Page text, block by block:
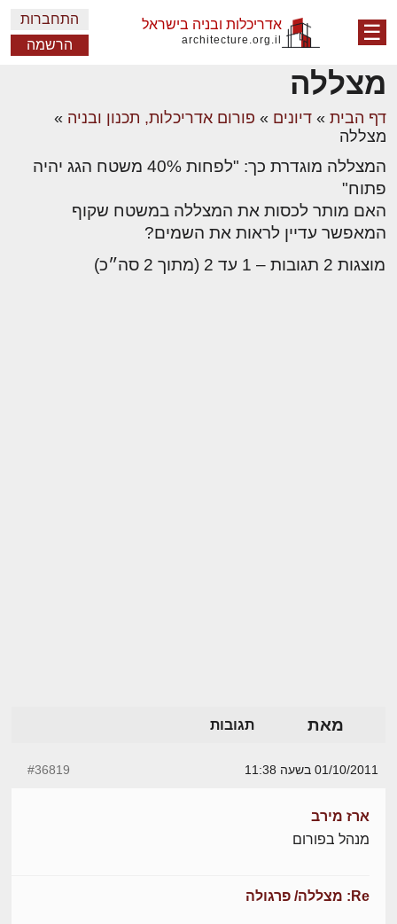
☰ אדריכלות ובניה בישראל
architecture.org.il
התחברות
הרשמה
מצללה
דף הבית » דיונים » פורום אדריכלות, תכנון ובניה »
מצללה
המצללה מוגדרת כך: "לפחות 40% משטח הגג יהיה
פתוח"
האם מותר לכסות את המצללה במשטח שקוף
המאפשר עדיין לראות את השמים?
מוצגות 2 תגובות – 1 עד 2 (מתוך 2 סה״כ)
מאת תגובות
01/10/2011 בשעה 11:38 #36819
ארז מירב
מנהל בפורום
Re: מצללה/ פרגולה